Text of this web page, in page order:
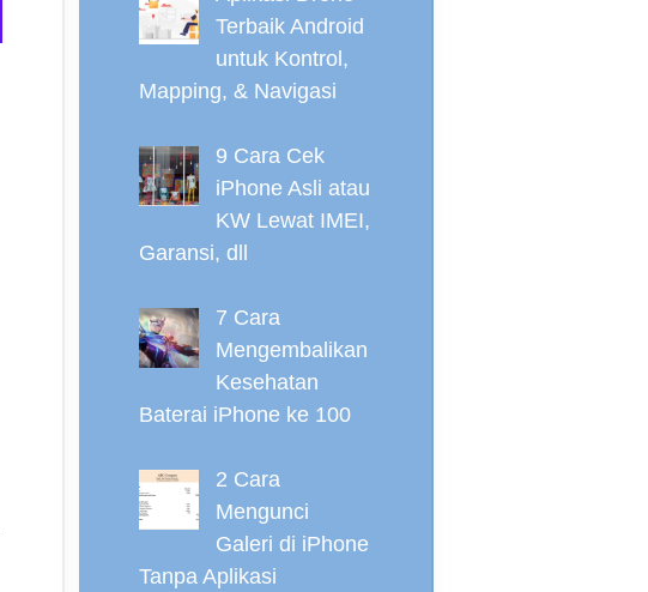
Terbaik Android
untuk Kontrol,
Mapping, & Navigasi
9 Cara Cek
iPhone Asli atau
KW Lewat IMEI,
Garansi, dll
7 Cara
Mengembalikan
Kesehatan
Baterai iPhone ke 100
2 Cara
Mengunci
Galeri di iPhone
Tanpa Aplikasi